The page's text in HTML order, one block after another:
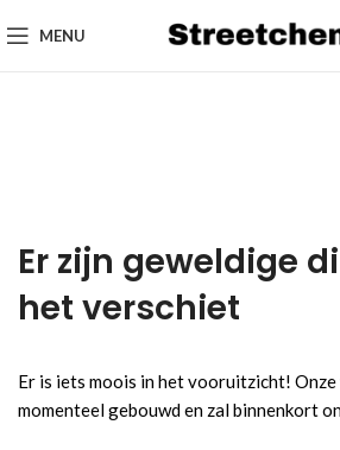
MENU
Er zijn geweldige
het verschiet
Er is iets moois in het vooruitzicht!
momenteel gebouwd en zal binnenkort